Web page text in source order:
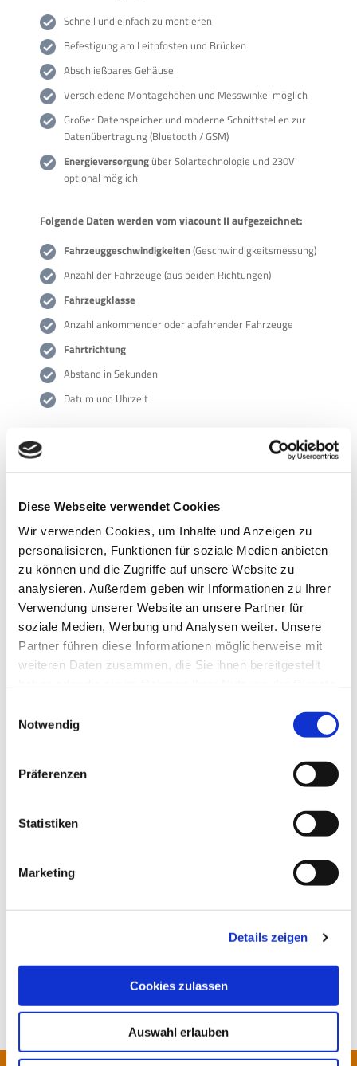
Diese Webseite verwendet Cookies
Wir verwenden Cookies, um Inhalte und Anzeigen zu
personalisieren, Funktionen für soziale Medien anbieten
zu können und die Zugriffe auf unsere Website zu
analysieren. Außerdem geben wir Informationen zu Ihrer
Verwendung unserer Website an unsere Partner für
soziale Medien, Werbung und Analysen weiter. Unsere
Partner führen diese Informationen möglicherweise mit
weiteren Daten zusammen, die Sie ihnen bereitgestellt
Notwendig
Präferenzen
Statistiken
Marketing
Details zeigen
Cookies zulassen
Auswahl erlauben
Schnell und einfach zu montieren
Befestigung am Leitpfosten und Brücken
Abschließbares Gehäuse
Verschiedene Montagehöhen und Messwinkel möglich
Großer Datenspeicher und moderne Schnittstellen zur
Datenübertragung (Bluetooth / GSM)
Energieversorgung über Solartechnologie und 230V
optional möglich
Folgende Daten werden vom viacount II aufgezeichnet:
Fahrzeuggeschwindigkeiten(Geschwindigkeitsmessung)
Anzahl der Fahrzeuge (aus beiden Richtungen)
Fahrzeugklasse
Anzahl ankommender oder abfahrender Fahrzeuge
Fahrtrichtung
Abstand in Sekunden
Datum und Uhrzeit
Anwendungen
AutomatischeVerkehrszählungvom Fahrbahnrand oder
Brücken, auf innerstädtischen Straßen, Landstraßen und
Verkehrsknotenpunkten
Bereiche mit großer Verkehrsbelastung
Lärmanalyse– "Wie groß ist der LKW-Anteil?"
Entwicklung von Radarsystemen und
Verkehrsdatenauswertung
Als Experte fürSeitenradarsystemeund die Erhebung von
innovativen Radarsystemen, die seinen Kunden nachhaltige
Verkehrserfassungssysteme zu produzieren, die umfassende
ermitteln, speichern und auswerten. Die erfassten
Verkehrsdaten können automatisiert per Email versendet
Tabellen und Diagrammen abgespeichert werden.
sich bei via traffic controlling. Wir beraten Sie gerne